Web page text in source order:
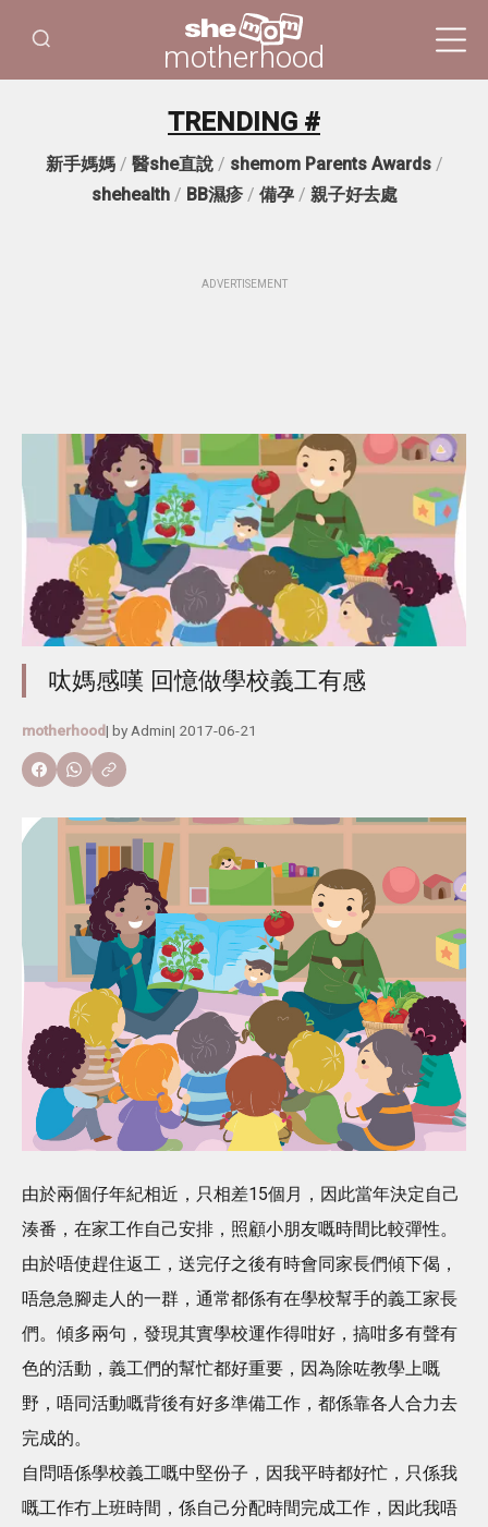
motherhood
TRENDING #
新手媽媽/ 醫she直說/ shemom Parents Awards/
shehealth/ BB濕疹/ 備孕/ 親子好去處
ADVERTISEMENT
呔媽感嘆 回憶做學校義工有感
motherhood| by Admin| 2017-06-21
由於兩個仔年紀相近，只相差15個月，因此當年決定自己
湊番，在家工作自己安排，照顧小朋友嘅時間比較彈性。
由於唔使趕住返工，送完仔之後有時會同家長們傾下偈，
唔急急腳走人的一群，通常都係有在學校幫手的義工家長
們。傾多兩句，發現其實學校運作得咁好，搞咁多有聲有
色的活動，義工們的幫忙都好重要，因為除咗教學上嘅
野，唔同活動嘅背後有好多準備工作，都係靠各人合力去
完成的。
自問唔係學校義工嘅中堅份子，因我平時都好忙，只係我
嘅工作冇上班時間，係自己分配時間完成工作，因此我唔